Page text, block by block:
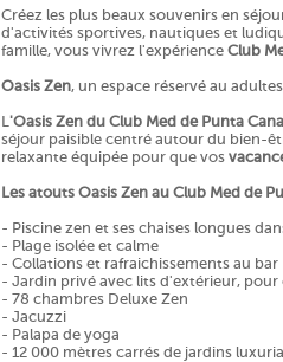
Créez les plus beaux souvenirs en
d'activités sportives, nautiques et
famille, vous vivrez l'expérience Club
Oasis Zen, un espace réservé au
L'Oasis Zen du Club Med de Punta Cana
séjour paisible centré autour du bien-
relaxante équipée pour que vos
Les atouts Oasis Zen au Club Med de
- Piscine zen et ses chaises longues
- Plage isolée et calme
- Collations et rafraichissements au bar
- Jardin privé avec lits d'extérieur,
- 78 chambres Deluxe Zen
- Jacuzzi
- Palapa de yoga
- 12 000 mètres carrés de jardins